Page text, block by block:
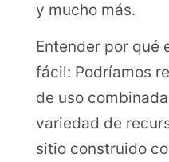
y mucho más.
Entender por qué
fácil: Podríamos
de uso
variedad de
sitio construido